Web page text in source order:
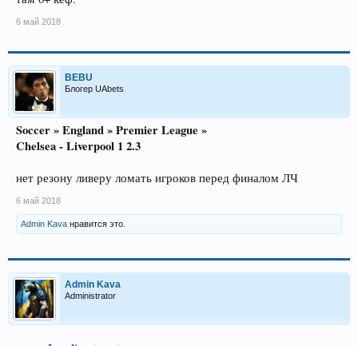
6 май 2018
BEBU
Блогер UAbets
Soccer » England » Premier League »
Chelsea - Liverpool 1 2.3
нет резону ливеру ломать игроков перед финалом ЛЧ
6 май 2018
Admin Kava нравится это.
Admin Kava
Administrator